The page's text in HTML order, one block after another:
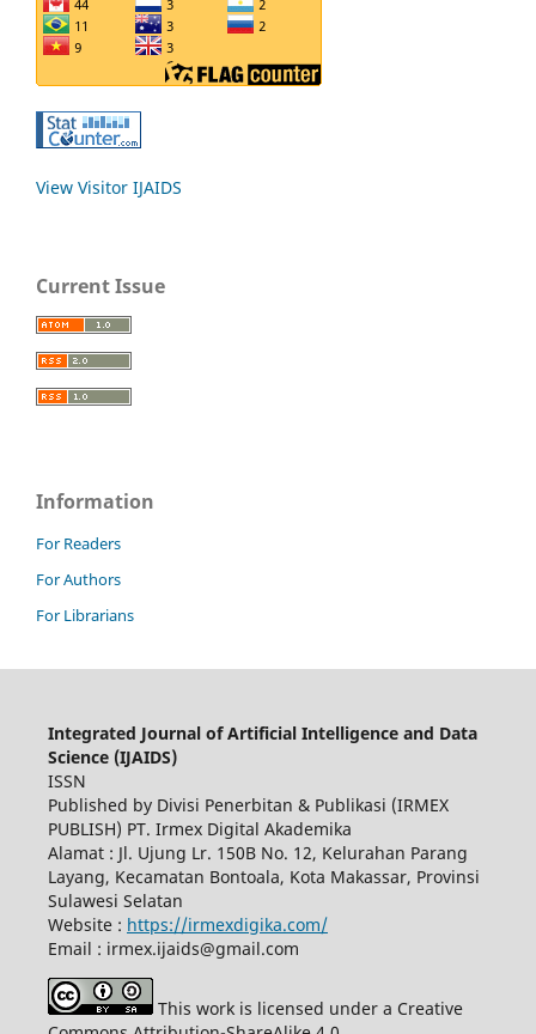
View Visitor IJAIDS
Current Issue
Information
For Readers
For Authors
For Librarians
Integrated Journal of Artificial Intelligence and Data
Science (IJAIDS)
ISSN
Published by Divisi Penerbitan & Publikasi (IRMEX
PUBLISH) PT. Irmex Digital Akademika
Alamat : Jl. Ujung Lr. 150B No. 12, Kelurahan Parang
Layang, Kecamatan Bontoala, Kota Makassar, Provinsi
Sulawesi Selatan
Website : https://irmexdigika.com/
Email : irmex.ijaids@gmail.com
This work is licensed under a Creative